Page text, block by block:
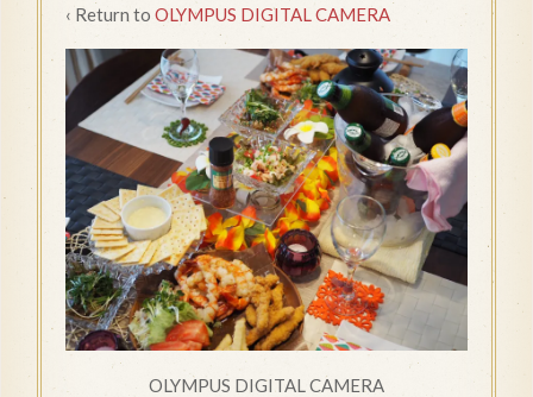
‹ Return to OLYMPUS DIGITAL CAMERA
OLYMPUS DIGITAL CAMERA